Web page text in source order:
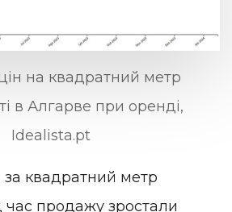
на квадратний метр
в Алгарве при оренді,
Idealista.pt
за квадратний метр
час продажу зростали